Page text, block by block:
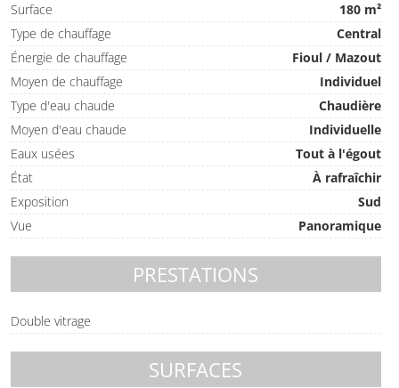
Surface
180 m²
Type de chauffage
Central
Énergie de chauffage
Fioul / Mazout
Moyen de chauffage
Individuel
Type d'eau chaude
Chaudière
Moyen d'eau chaude
Individuelle
Eaux usées
Tout à l'égout
État
À rafraîchir
Exposition
Sud
Vue
Panoramique
PRESTATIONS
Double vitrage
SURFACES